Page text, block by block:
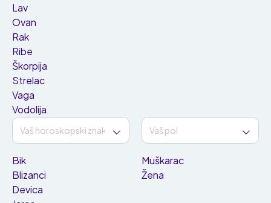
Lav
Ovan
Rak
Ribe
Škorpija
Strelac
Vaga
Vodolija
Bik
Blizanci
Devica
Muškarac
Žena